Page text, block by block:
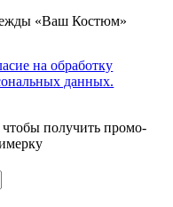
«Ваш Костюм»
на обработку
данных.
получить промо-